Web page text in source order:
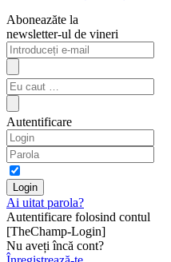
Aboneazăte la
newsletter-ul de vineri
Autentificare
Ai uitat parola?
Autentificare folosind contul
[TheChamp-Login]
Nu aveți încă cont?